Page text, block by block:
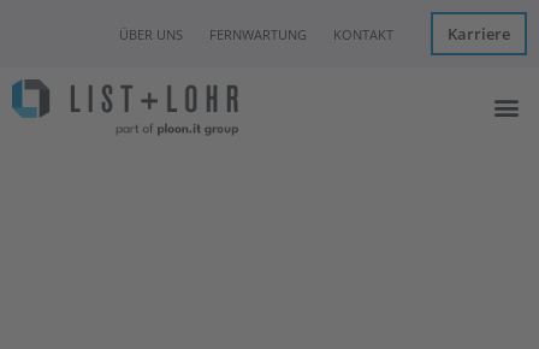
Karriere
ÜBER UNS FERNWARTUNG KONTAKT